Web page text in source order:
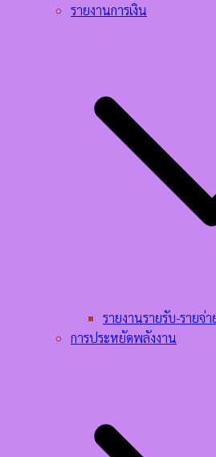
รายงานการเงิน
รายงานรายรับ-รายจ่า
การประหยัดพลังงาน